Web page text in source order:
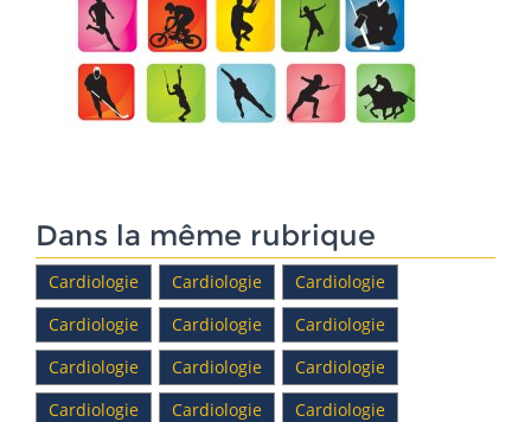
Dans la même rubrique
Cardiologie Cardiologie
Cardiologie
Cardiologie
Cardiologie
Cardiologie
Cardiologie
Cardiologie
Cardiologie
Cardiologie
Cardiologie
Cardiologie